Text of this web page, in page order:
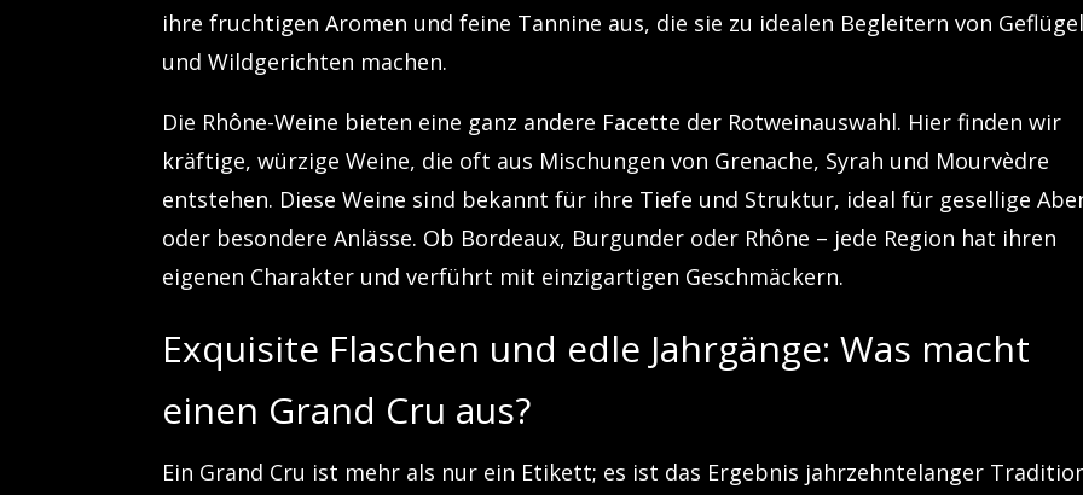
ihre fruchtigen Aromen und feine Tannine aus, die sie zu idealen Begleitern von Geflügel
und Wildgerichten machen.
Die Rhône-Weine bieten eine ganz andere Facette der Rotweinauswahl. Hier finden wir
kräftige, würzige Weine, die oft aus Mischungen von Grenache, Syrah und Mourvèdre
entstehen. Diese Weine sind bekannt für ihre Tiefe und Struktur, ideal für gesellige
oder besondere Anlässe. Ob Bordeaux, Burgunder oder Rhône – jede Region hat ihren
eigenen Charakter und verführt mit einzigartigen Geschmäckern.
Exquisite Flaschen und edle Jahrgänge: Was macht
einen Grand Cru aus?
Ein Grand Cru ist mehr als nur ein Etikett; es ist das Ergebnis jahrzehntelanger